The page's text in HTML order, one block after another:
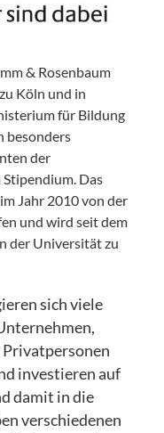
& Rosenbaum
Köln und in
für Bildung
besonders
der
Das
Jahr 2010 von der
und wird seit dem
der Universität zu
sich viele
investieren auf
damit in die
verschiedenen